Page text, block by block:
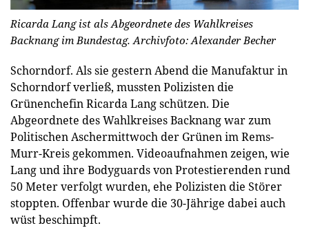
Ricarda Lang ist als Abgeordnete des Wahlkreises
Backnang im Bundestag. Archivfoto: Alexander Becher
Schorndorf. Als sie gestern Abend die Manufaktur in
Schorndorf verließ, mussten Polizisten die
Grünenchefin Ricarda Lang schützen. Die
Abgeordnete des Wahlkreises Backnang war zum
Politischen Aschermittwoch der Grünen im Rems-
Murr-Kreis gekommen. Videoaufnahmen zeigen, wie
Lang und ihre Bodyguards von Protestierenden rund
50 Meter verfolgt wurden, ehe Polizisten die Störer
stoppten. Offenbar wurde die 30-Jährige dabei auch
wüst beschimpft.